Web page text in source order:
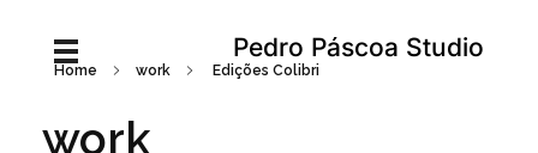
Pedro Páscoa Studio
Home work Edições Colibri
work